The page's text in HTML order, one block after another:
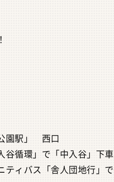
園駅」 西口
循環」で「中入谷」下車
ィバス「舎人団地行」で